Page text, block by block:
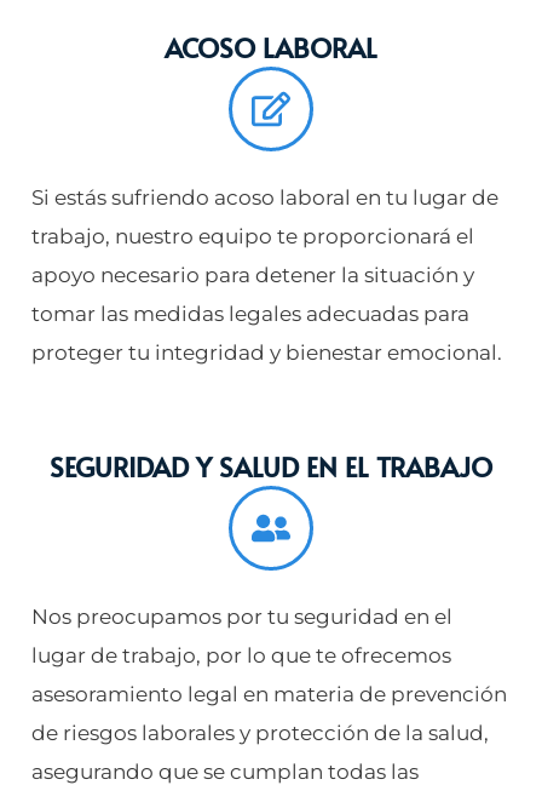
ACOSO LABORAL
Si estás sufriendo acoso laboral en tu lugar de
trabajo, nuestro equipo te proporcionará el
apoyo necesario para detener la situación y
tomar las medidas legales adecuadas para
proteger tu integridad y bienestar emocional.
SEGURIDAD Y SALUD EN EL TRABAJO
Nos preocupamos por tu seguridad en el
lugar de trabajo, por lo que te ofrecemos
asesoramiento legal en materia de prevención
de riesgos laborales y protección de la salud,
asegurando que se cumplan todas las